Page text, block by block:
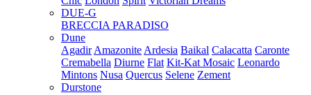
DUE-G
BRECCIA PARADISO
Dune
Agadir Amazonite Ardesia Baikal Calacatta Caronte
Cremabella Diurne Flat Kit-Kat Mosaic Leonardo
Mintons Nusa Quercus Selene Zement
Durstone